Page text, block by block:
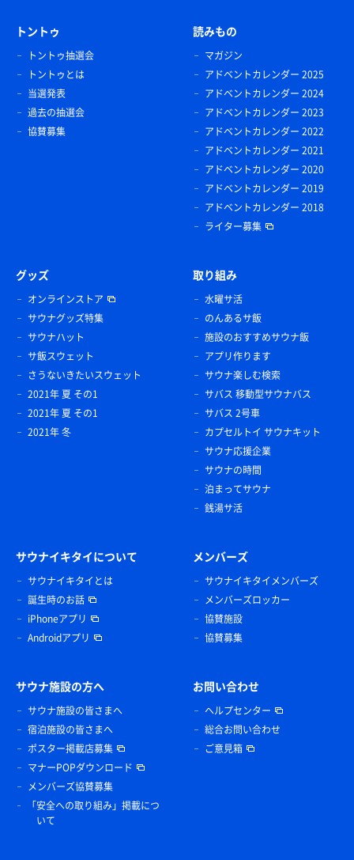
トントゥ
トントゥ抽選会
トントゥとは
当選発表
過去の抽選会
協賛募集
読みもの
マガジン
アドベントカレンダー 2025
アドベントカレンダー 2024
アドベントカレンダー 2023
アドベントカレンダー 2022
アドベントカレンダー 2021
アドベントカレンダー 2020
アドベントカレンダー 2019
アドベントカレンダー 2018
ライター募集
グッズ
オンラインストア
サウナグッズ特集
サウナハット
サ飯スウェット
さうないきたいスウェット
2021年 夏 その1
2021年 夏 その1
2021年 冬
取り組み
水曜サ活
のんあるサ飯
施設のおすすめサウナ飯
アプリ作ります
サウナ楽しむ検索
サバス 移動型サウナバス
サバス 2号車
カプセルトイ サウナキット
サウナ応援企業
サウナの時間
泊まってサウナ
銭湯サ活
サウナイキタイについて
サウナイキタイとは
誕生時のお話
iPhoneアプリ
Androidアプリ
メンバーズ
サウナイキタイメンバーズ
メンバーズロッカー
協賛施設
協賛募集
サウナ施設の方へ
サウナ施設の皆さまへ
宿泊施設の皆さまへ
ポスター掲載店募集
マナーPOPダウンロード
メンバーズ協賛募集
「安全への取り組み」掲載につ
いて
お問い合わせ
ヘルプセンター
総合お問い合わせ
ご意見箱